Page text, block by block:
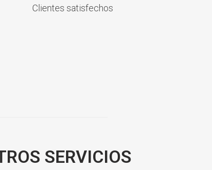
Clientes satisfechos
SERVICIOS